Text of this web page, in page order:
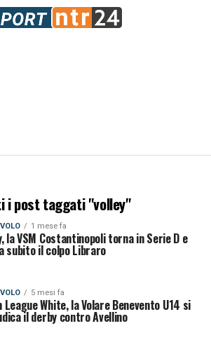
i post taggati "volley"
1 mese fa
la VSM Costantinopoli torna in Serie D e
subito il colpo Libraro
5 mesi fa
League White, la Volare Benevento U14 si
il derby contro Avellino